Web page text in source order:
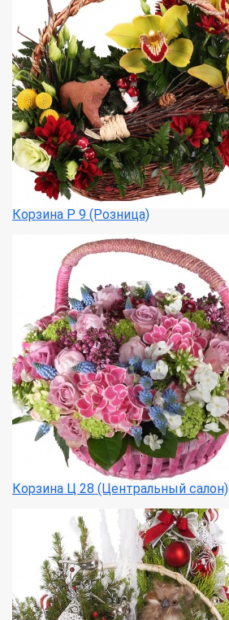
Корзина Р 9 (Розница)
Корзина Ц 28 (Центральный салон)